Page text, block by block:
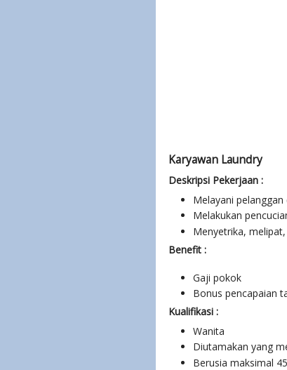
Karyawan Laundry
Deskripsi Pekerjaan :
Melayani
Melakukan
Menyetrika,
Benefit :
Gaji pokok
Bonus pencapaian
Kualifikasi :
Wanita
Diutamakan yang
Berusia maksimal